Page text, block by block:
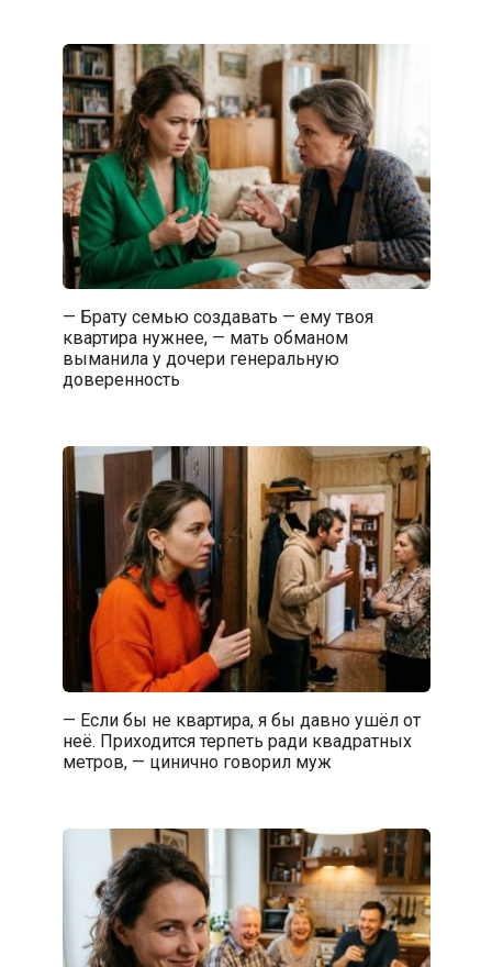
— Брату семью создавать — ему твоя
квартира нужнее, — мать обманом
выманила у дочери генеральную
доверенность
— Если бы не квартира, я бы давно ушёл от
неё. Приходится терпеть ради квадратных
метров, — цинично говорил муж